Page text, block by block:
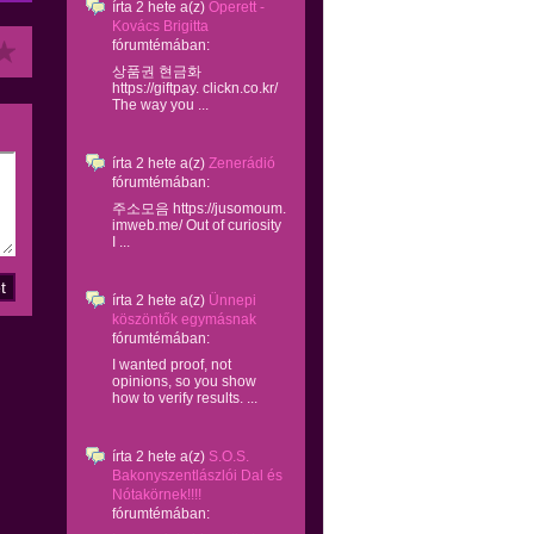
írta 2 hete a(z) Operett -
Kovács Brigitta
fórumtémában:
상품권 현금화
https://giftpay. clickn.co.kr/
The way you ...
írta 2 hete a(z) Zenerádió
fórumtémában:
주소모음 https://jusomoum.
imweb.me/ Out of curiosity
I ...
írta 2 hete a(z) Ünnepi
köszöntők egymásnak
fórumtémában:
I wanted proof, not
opinions, so you show
how to verify results. ...
írta 2 hete a(z) S.O.S.
Bakonyszentlászlói Dal és
Nótakörnek!!!!
fórumtémában: